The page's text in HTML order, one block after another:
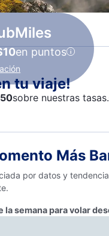
en puntos
tu viaje!
50sobre nuestras tasas.
Más
por datos y
la semana para volar